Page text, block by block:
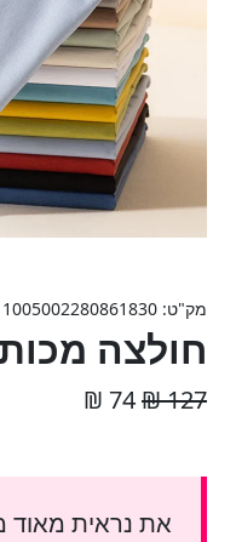
מק"ט: 1005002280861830
חולצה
127 ₪
74 ₪
את נראית מאוד